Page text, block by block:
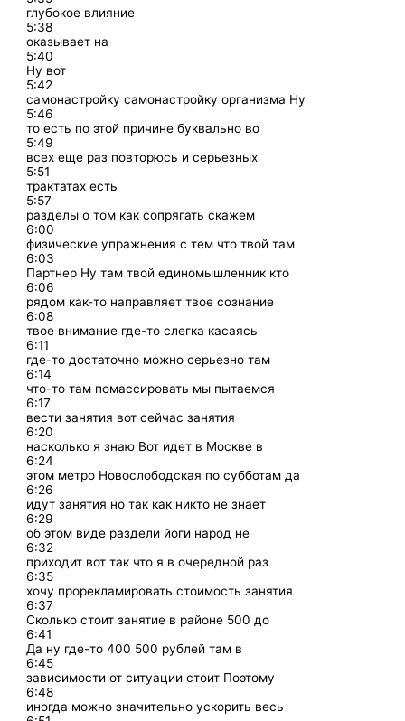
глубокое влияние
5:38
оказывает на
5:40
Ну вот
5:42
самонастройку самонастройку организма Ну
5:46
то есть по этой причине буквально во
5:49
всех еще раз повторюсь и серьезных
5:51
трактатах есть
5:57
разделы о том как сопрягать скажем
6:00
физические упражнения с тем что твой там
6:03
Партнер Ну там твой единомышленник кто
6:06
рядом как-то направляет твое сознание
6:08
твое внимание где-то слегка касаясь
6:11
где-то достаточно можно серьезно там
6:14
что-то там помассировать мы пытаемся
6:17
вести занятия вот сейчас занятия
6:20
насколько я знаю Вот идет в Москве в
6:24
этом метро Новослободская по субботам да
6:26
идут занятия но так как никто не знает
6:29
об этом виде раздели йоги народ не
6:32
приходит вот так что я в очередной раз
6:35
хочу прорекламировать стоимость занятия
6:37
Сколько стоит занятие в районе 500 до
6:41
Да ну где-то 400 500 рублей там в
6:45
зависимости от ситуации стоит Поэтому
6:48
иногда можно значительно ускорить весь